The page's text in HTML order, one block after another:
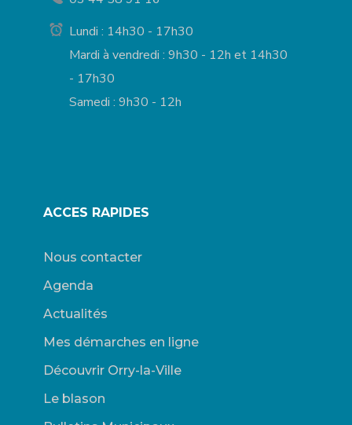
Lundi : 14h30 - 17h30
Mardi à vendredi : 9h30 - 12h et 14h30
- 17h30
Samedi : 9h30 - 12h
ACCES RAPIDES
Nous contacter
Agenda
Actualités
Mes démarches en ligne
Découvrir Orry-la-Ville
Le blason